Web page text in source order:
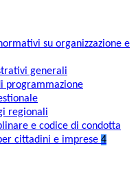
su organizzazione e
generali
programmazione
regionali
e codice di condotta
cittadini e imprese 4